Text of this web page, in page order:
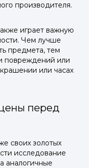
производителя.
играет важную
Чем лучше
предмета, тем
повреждений или
или часах
перед
своих золотых
исследование
аналогичные